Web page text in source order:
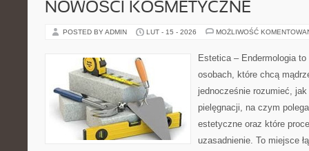
NOWOŚCI KOSMETYCZNE
POSTED BY ADMIN LUT - 15 - 2026 MOŻLIWOŚĆ
Estetica – Endermologia
osobach, które chcą
jednocześnie rozumieć, jak
pielęgnacji, na czym
estetyczne oraz które
uzasadnienie. To miejsce